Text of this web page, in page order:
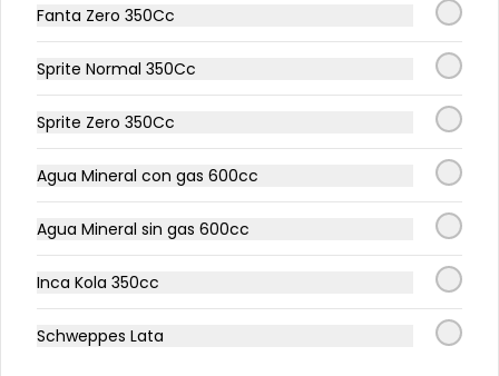
Completo Big Dinámico PR
Completo Vienesa Big Artesanal,
Palta, Tomate, Chucrut Y Mayo
Casera.
$4.490
Completo Big Italiano PR
casera
$3.990
Fanta Zero 350Cc
Sprite Normal 350Cc
Sprite Zero 350Cc
Agua Mineral con gas 600cc
Agua Mineral sin gas 600cc
Inca Kola 350cc
Schweppes Lata